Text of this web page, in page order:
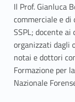
Il Prof. Gianluca
commerciale e
SSPL; docente
organizzati dagli
notai e dottori
Formazione per
Nazionale